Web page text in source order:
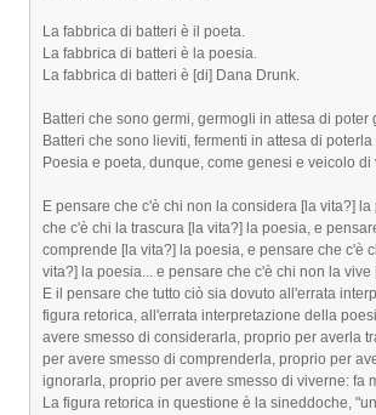
La fabbrica di batteri è il poeta.
La fabbrica di batteri è la poesia.
La fabbrica di batteri è [di] Dana Drunk.
Batteri che sono germi, germogli in attesa di poter
Batteri che sono lieviti, fermenti in attesa di
Poesia e poeta, dunque, come genesi e veicolo di
E pensare che c'è chi non la considera [la vita?]
che c'è chi la trascura [la vita?] la poesia, e
comprende [la vita?] la poesia, e pensare che c'è
vita?] la poesia... e pensare che c'è chi non la
E il pensare che tutto ciò sia dovuto all'errata
figura retorica, all'errata interpretazione della
avere smesso di considerarla, proprio per averla
per avere smesso di comprenderla, proprio per
ignorarla, proprio per avere smesso di viverne: fa
La figura retorica in questione è la sineddoche,